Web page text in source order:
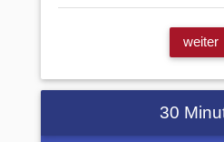
weiter
30